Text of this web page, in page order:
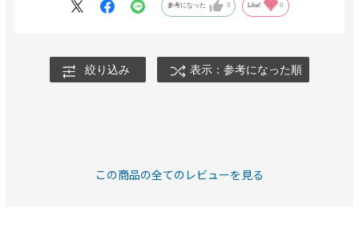
参考になった 0 Like! 0
絞り込み 表示：参考になった順
この商品の全てのレビューを見る